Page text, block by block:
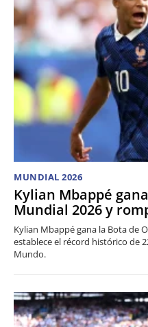
MUNDIAL 2026
Kylian Mbappé
Mundial 2026 y
Kylian Mbappé gana la Bota de
establece el récord histórico de
Mundo.